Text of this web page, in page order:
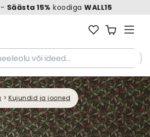
Säästa 15% koodiga WALL15
või ideed...
> Kujundid ja jooned